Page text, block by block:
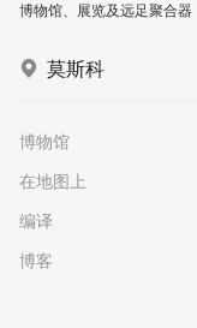
博物馆、展览及远足聚合器
莫斯科
博物馆
在地图上
编译
博客